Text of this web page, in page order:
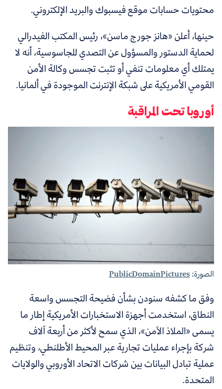
محتويات حسابات موقع فيسبوك والبريد الإلكتروني.
حينها، أعلن «هانز جورج ماسن»، رئيس المكتب الفيدرالي
لحماية الدستور والمسؤول عن التصدي للجاسوسية، أنه لا
يمتلك أي معلومات تنفي أو تثبت تجسس وكالة الأمن
القومي الأمريكية على شبكة الإنترنت الموجودة في ألمانيا.
أوروبا تحت المراقبة
الصورة:PublicDomainPictures
وفق ما كشفه سنودن بشأن فضيحة التجسس واسعة
النطاق، استخدمت أجهزة الاستخبارات الأمريكية إطار ما
يسمى «الملاذ الآمن»، الذي سمح لأكثر من أربعة آلاف
شركة بإجراء عمليات تجارية عبر المحيط الأطلنطي، وتنظيم
عملية تبادل البيانات بين شركات الاتحاد الأوروبي والولايات
المتحدة.